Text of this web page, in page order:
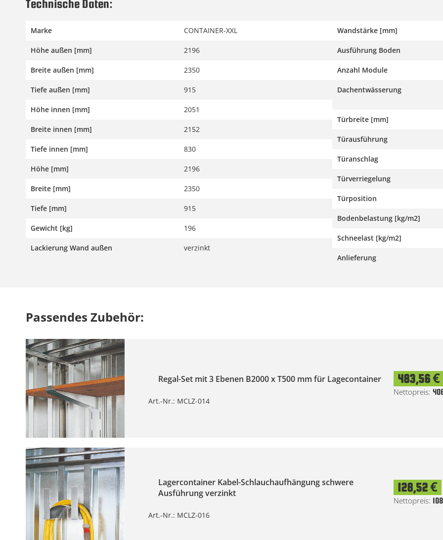
Technische Daten:
Marke CONTAINER-XXL
Höhe außen [mm] 2196
Breite außen [mm] 2350
Tiefe außen [mm] 915
Höhe innen [mm] 2051
Breite innen [mm] 2152
Tiefe innen [mm] 830
Höhe [mm] 2196
Breite [mm] 2350
Tiefe [mm] 915
Gewicht [kg] 196
Lackierung Wand außen verzinkt
Wandstärke [mm]
Ausführung Boden
Anzahl Module
Dachentwässerung
Türbreite [mm]
Türausführung
Türanschlag
Türverriegelung
Türposition
Bodenbelastung [kg/m2]
Schneelast [kg/m2]
Anlieferung
Passendes Zubehör:
Regal-Set mit 3 Ebenen B2000 x T500 mm für Lagecontainer
Art.-Nr.: MCLZ-014
483,56 €
Lagercontainer Kabel-Schlauchaufhängung schwere
Ausführung verzinkt
Art.-Nr.: MCLZ-016
128,52 €